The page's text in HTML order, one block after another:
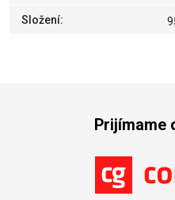
Složení:
Prijímame